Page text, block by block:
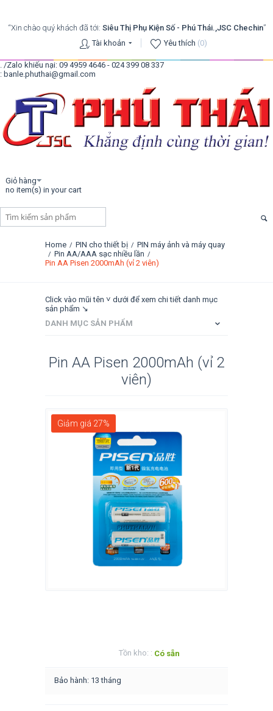
“Xin chào quý khách đã tới: Siêu Thị Phụ Kiện Số - Phú Thái.,JSC Chechin”
Tài khoản
Yêu thích (0)
. /Zalo khiếu nại: 09 4959 4646 - 024 399 08 337
: banle.phuthai@gmail.com
Giỏ hàng
no item(s) in your cart
Home / PIN cho thiết bị / PIN máy ảnh và máy quay
/ Pin AA/AAA sạc nhiều lần /
Pin AA Pisen 2000mAh (vỉ 2 viên)
Click vào mũi tên ˅ dưới để xem chi tiết danh mục
sản phẩm ↘
DANH MỤC SẢN PHẨM
Pin AA Pisen 2000mAh (vỉ 2
viên)
Giảm giá 27%
Tồn kho: : Có sẵn
Bảo hành: 13 tháng